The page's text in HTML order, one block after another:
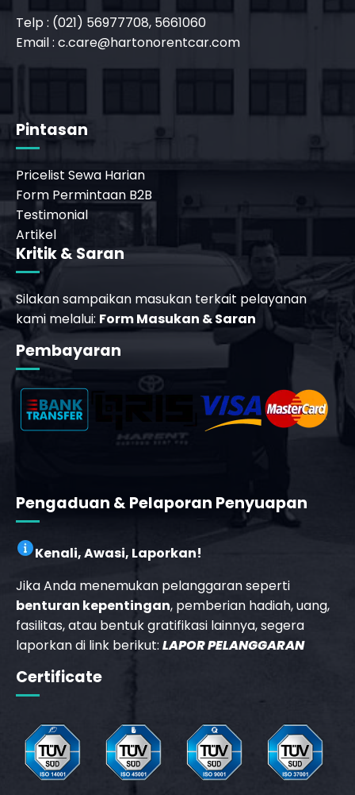
Telp : (021) 56977708, 5661060
Email : c.care@hartonorentcar.com
Pintasan
Pricelist Sewa Harian
Form Permintaan B2B
Testimonial
Artikel
Kritik & Saran
Silakan sampaikan masukan terkait pelayanan
kami melalui: Form Masukan & Saran
Pembayaran
Pengaduan & Pelaporan Penyuapan
Kenali, Awasi, Laporkan!
Jika Anda menemukan pelanggaran seperti
benturan kepentingan, pemberian hadiah, uang,
fasilitas, atau bentuk gratifikasi lainnya, segera
laporkan di link berikut: LAPOR PELANGGARAN
Certificate